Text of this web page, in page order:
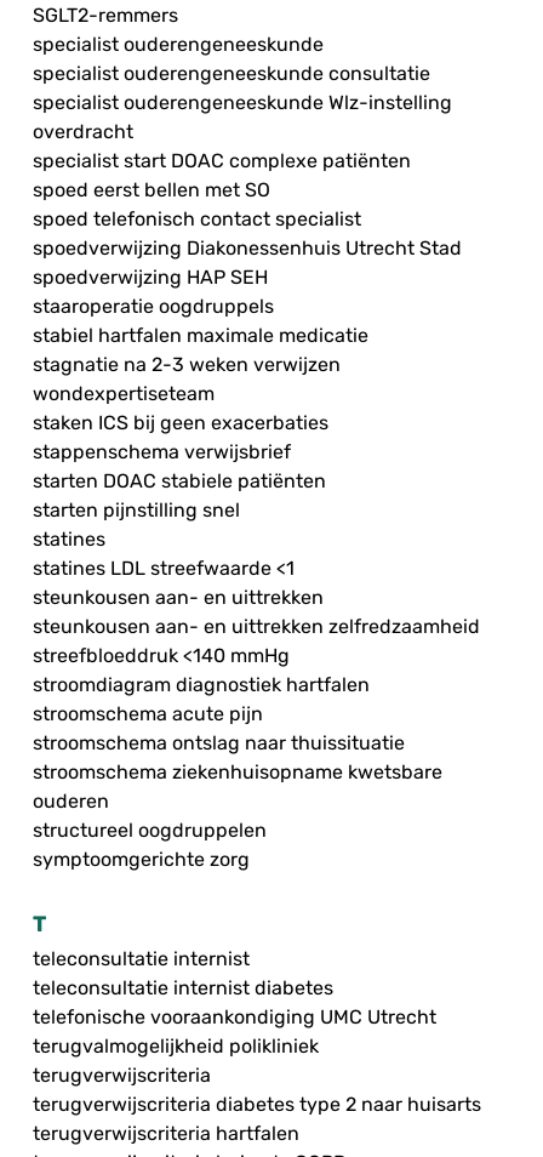
SGLT2-remmers
specialist ouderengeneeskunde
specialist ouderengeneeskunde consultatie
specialist ouderengeneeskunde Wlz-instelling
overdracht
specialist start DOAC complexe patiënten
spoed eerst bellen met SO
spoed telefonisch contact specialist
spoedverwijzing Diakonessenhuis Utrecht Stad
spoedverwijzing HAP SEH
staaroperatie oogdruppels
stabiel hartfalen maximale medicatie
stagnatie na 2-3 weken verwijzen
wondexpertiseteam
staken ICS bij geen exacerbaties
stappenschema verwijsbrief
starten DOAC stabiele patiënten
starten pijnstilling snel
statines
statines LDL streefwaarde <1
steunkousen aan- en uittrekken
steunkousen aan- en uittrekken zelfredzaamheid
streefbloeddruk <140 mmHg
stroomdiagram diagnostiek hartfalen
stroomschema acute pijn
stroomschema ontslag naar thuissituatie
stroomschema ziekenhuisopname kwetsbare
ouderen
structureel oogdruppelen
symptoomgerichte zorg
T
teleconsultatie internist
teleconsultatie internist diabetes
telefonische vooraankondiging UMC Utrecht
terugvalmogelijkheid polikliniek
terugverwijscriteria
terugverwijscriteria diabetes type 2 naar huisarts
terugverwijscriteria hartfalen